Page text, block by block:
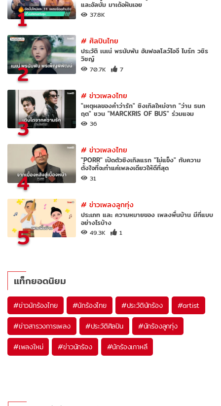
1
และอัลบั้ม มาเด้อฝันเอย
37.8K
2
#ศิลปินไทย
ประวัติ เนเน่ พรนับพัน อันฟอลโลว์ไอจี ไบร์ท วชิร
วิชญ์
70.7K 7
3
#ข่าวเพลงไทย
"เหตุผลของคำว่ารัก" ซิงเกิลใหม่จาก "ว่าน ธนก
ฤต" ชวน "MARCKRIS OF BUS" ร่วมแจม
36
4
#ข่าวเพลงไทย
"PORR" เปิดตัวซิงเกิลแรก "ไม่แข็ง" กับความ
ตั้งใจที่จะทำแค่เพลงเดียวให้ดีที่สุด
31
5
#ข่าวเพลงลูกทุ่ง
ประเภท และ ความหมายของ เพลงพื้นบ้าน มีกี่แบบ
อย่างไรบ้าง
49.3K 1
แท็กยอดนิยม
#ข่าวนักร้องไทย #นักร้องไทย #ประวัตินักร้อง #artist
#ข่าวสารวงการเพลง #ประวัติศิลปิน #นักร้องลูกทุ่ง
#เพลงใหม่ #ข่าวนักร้อง #นักร้องเกาหลี